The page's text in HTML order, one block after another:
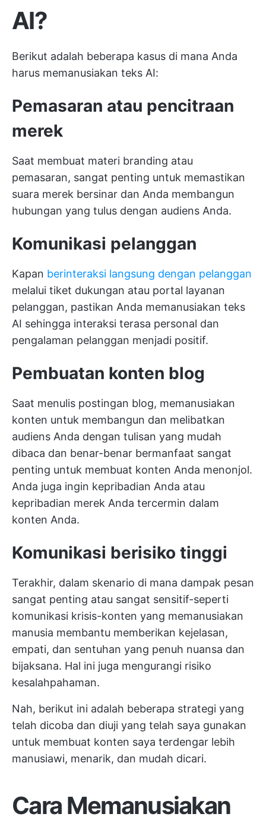
AI?
Berikut adalah beberapa kasus di mana Anda
harus memanusiakan teks AI:
Pemasaran atau pencitraan
merek
Saat membuat materi branding atau
pemasaran, sangat penting untuk memastikan
suara merek bersinar dan Anda membangun
hubungan yang tulus dengan audiens Anda.
Komunikasi pelanggan
Kapan berinteraksi langsung dengan pelanggan
melalui tiket dukungan atau portal layanan
pelanggan, pastikan Anda memanusiakan teks
AI sehingga interaksi terasa personal dan
pengalaman pelanggan menjadi positif.
Pembuatan konten blog
Saat menulis postingan blog, memanusiakan
konten untuk membangun dan melibatkan
audiens Anda dengan tulisan yang mudah
dibaca dan benar-benar bermanfaat sangat
penting untuk membuat konten Anda menonjol.
Anda juga ingin kepribadian Anda atau
kepribadian merek Anda tercermin dalam
konten Anda.
Komunikasi berisiko tinggi
Terakhir, dalam skenario di mana dampak pesan
sangat penting atau sangat sensitif-seperti
komunikasi krisis-konten yang memanusiakan
manusia membantu memberikan kejelasan,
empati, dan sentuhan yang penuh nuansa dan
bijaksana. Hal ini juga mengurangi risiko
kesalahpahaman.
Nah, berikut ini adalah beberapa strategi yang
telah dicoba dan diuji yang telah saya gunakan
untuk membuat konten saya terdengar lebih
manusiawi, menarik, dan mudah dicari.
Cara Memanusiakan